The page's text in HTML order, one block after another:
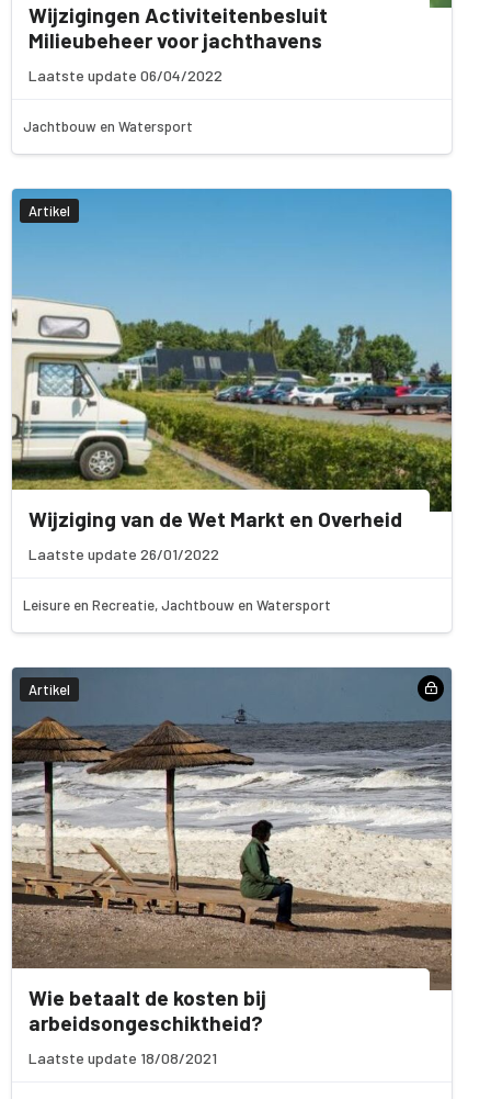
Wijzigingen Activiteitenbesluit
Milieubeheer voor jachthavens
Laatste update 06/04/2022
Jachtbouw en Watersport
Artikel
Wijziging van de Wet Markt en Overheid
Laatste update 26/01/2022
Leisure en Recreatie, Jachtbouw en Watersport
Artikel
Wie betaalt de kosten bij
arbeidsongeschiktheid?
Laatste update 18/08/2021